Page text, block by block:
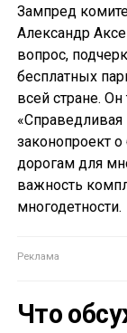
Зампред
Александр
вопрос,
бесплатных
всей стране.
«Справедливая
законопроект
дорогам для
важность
многодетности.
Что